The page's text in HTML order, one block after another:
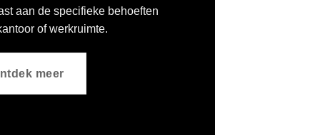
aan de specifieke behoeften
of werkruimte.
meer